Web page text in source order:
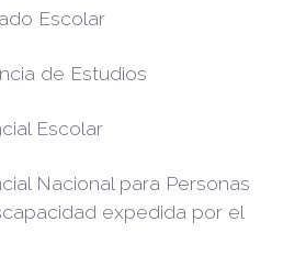
Escolar
de Estudios
Escolar
Nacional para Personas
expedida por el